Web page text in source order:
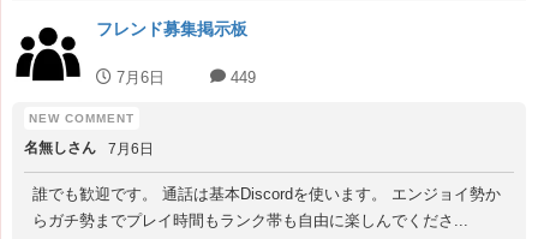
フレンド募集掲示板
7月6日 449
名無しさん 7月6日
誰でも歓迎です。 通話は基本Discordを使います。 エンジョイ勢か
らガチ勢までプレイ時間もランク帯も自由に楽しんでくださ...